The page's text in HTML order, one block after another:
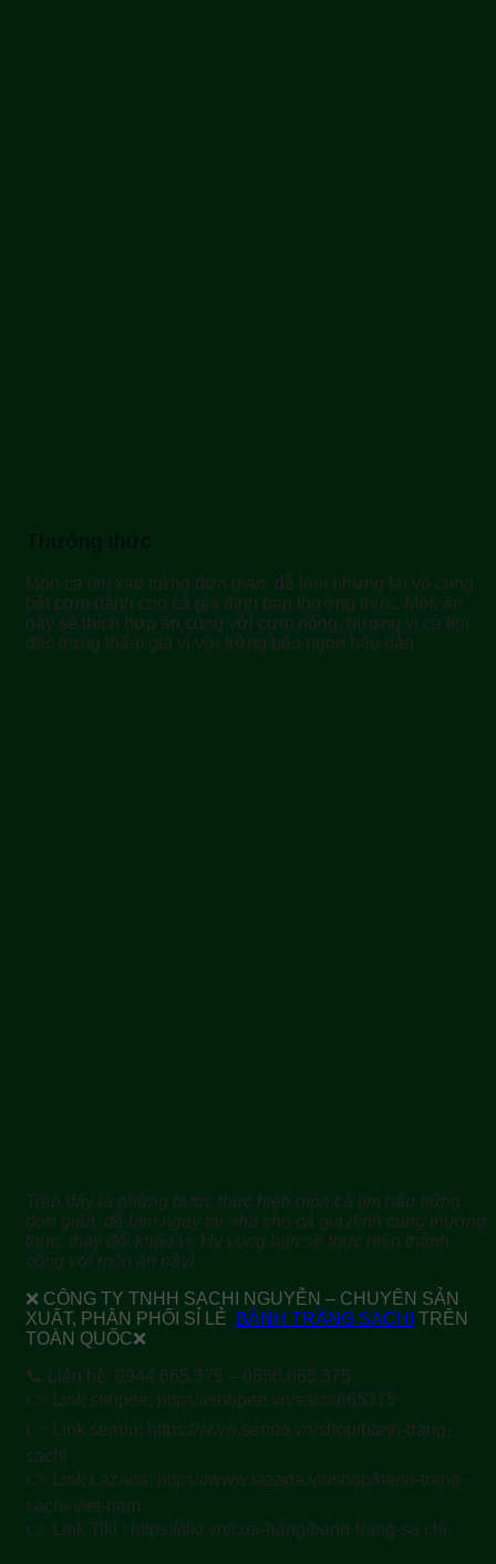
Thưởng thức
Món cà tím xào trứng đơn giản, dễ làm nhưng lại vô cùng
bắt cơm dành cho cả gia đình bạn thưởng thức. Món ăn
này sẽ thích hợp ăn cùng với cơm nóng, hương vị cà tím
đặc trưng thấm gia vị với trứng béo ngon hấp dẫn.
Trên đây là những bước thực hiện món cà tím nấu trứng
đơn giản, dễ làm ngay tại nhà cho cả gia đình cùng thưởng
thức, thay đổi khẩu vị. Hy vọng bạn sẽ thực hiện thành
công với món ăn này!
❌ CÔNG TY TNHH SACHI NGUYỄN – CHUYÊN SẢN
XUẤT, PHÂN PHỐI SỈ LẺ
BÁNH TRÁNG SACHI
TRÊN
TOÀN QUỐC❌
📞 Liên hệ: 0944.665.375 – 0856.665.375
👉 Link shopee: https://shopee.vn/sachi665375
👉 Link sendo: https://www.sendo.vn/shop/banh-trang-
sachi
👉 Link Lazada: https://www.lazada.vn/shop/banh-trang-
sachi-viet-nam
👉 Link Tiki : https://tiki.vn/cua-hang/banh-trang-sa chi